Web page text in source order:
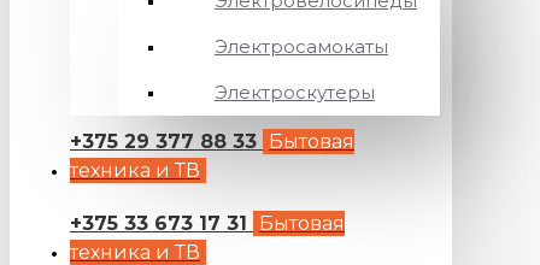
Электросамокаты
Электроскутеры
+375 29 377 88 33 Бытовая
техника и ТВ
+375 33 673 17 31
Бытовая
техника и ТВ